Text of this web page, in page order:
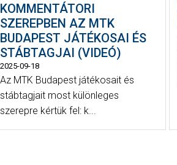
KOMMENTÁTORI
SZEREPBEN AZ MTK
BUDAPEST JÁTÉKOSAI ÉS
STÁBTAGJAI (VIDEÓ)
2025-09-18
Az MTK Budapest játékosait és
stábtagjait most különleges
szerepre kértük fel: k...